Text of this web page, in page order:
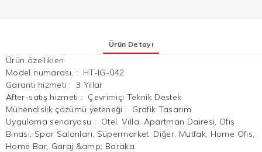
Ürün Detayı
Ürün özellikleri
Model numarası. :
HT-IG-042
Garanti hizmeti : 3 Yıllar
After-satış hizmeti :
Çevrimiçi Teknik Destek
Mühendislik çözümü yeteneği :
Grafik Tasarım
Uygulama senaryosu :
Otel, Villa, Apartman Dairesi, Ofis
Binası, Spor Salonları, Süpermarket, Diğer, Mutfak, Home Ofis,
Home Bar, Garaj &amp; Baraka